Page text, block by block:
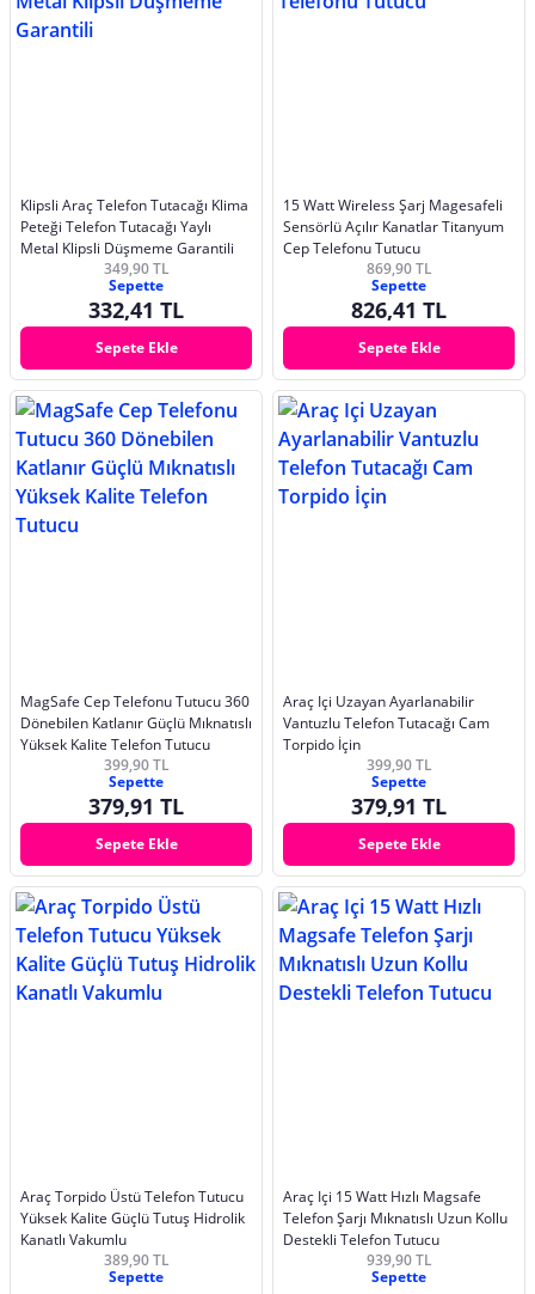
Klipsli Araç Telefon Tutacağı Klima
Peteği Telefon Tutacağı Yaylı
Metal Klipsli Düşmeme Garantili
349,90 TL
Sepette
332,41 TL
Sepete Ekle
15 Watt Wireless Şarj Magesafeli
Sensörlü Açılır Kanatlar Titanyum
Cep Telefonu Tutucu
869,90 TL
Sepette
826,41 TL
Sepete Ekle
MagSafe Cep Telefonu Tutucu 360
Dönebilen Katlanır Güçlü Mıknatıslı
Yüksek Kalite Telefon Tutucu
399,90 TL
Sepette
379,91 TL
Sepete Ekle
Araç Içi Uzayan Ayarlanabilir
Vantuzlu Telefon Tutacağı Cam
Torpido İçin
399,90 TL
Sepette
379,91 TL
Sepete Ekle
Araç Torpido Üstü Telefon Tutucu
Yüksek Kalite Güçlü Tutuş Hidrolik
Kanatlı Vakumlu
389,90 TL
Sepette
Araç Içi 15 Watt Hızlı Magsafe
Telefon Şarjı Mıknatıslı Uzun Kollu
Destekli Telefon Tutucu
939,90 TL
Sepette